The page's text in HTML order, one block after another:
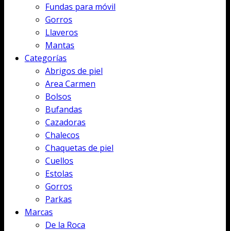
Fundas para móvil
Gorros
Llaveros
Mantas
Categorías
Abrigos de piel
Area Carmen
Bolsos
Bufandas
Cazadoras
Chalecos
Chaquetas de piel
Cuellos
Estolas
Gorros
Parkas
Marcas
De la Roca